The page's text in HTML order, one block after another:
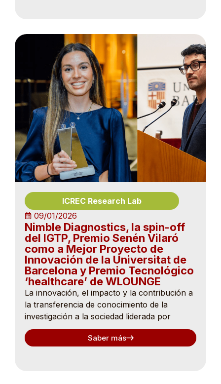
ICREC Research Lab
09/01/2026
Nimble Diagnostics, la spin-off
del IGTP, Premio Senén Vilaró
como a Mejor Proyecto de
Innovación de la Universitat de
Barcelona y Premio Tecnológico
‘healthcare’ de WLOUNGE
La innovación, el impacto y la contribución a
la transferencia de conocimiento de la
investigación a la sociedad liderada por
Saber más